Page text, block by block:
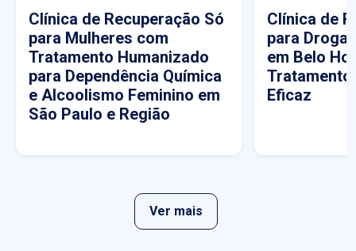
Clínica de Recuperação Só
para Mulheres com
Tratamento Humanizado
para Dependência Química
e Alcoolismo Feminino em
São Paulo e Região
Clínica de
para
em Belo
Tratamento
Eficaz
Ver mais